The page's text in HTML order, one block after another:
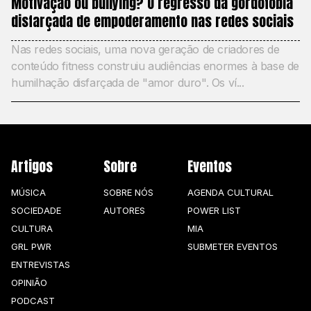
disfarçada de empoderamento nas redes sociais
Nas redes sociais, uma nova geração de criadores de
conteúdo fitness construiu audiências enormes à base de
humilhação disfarçada de "amor duro". Os ví...
Artigos
MÚSICA
SOCIEDADE
CULTURA
GRL PWR
ENTREVISTAS
OPINIÃO
PODCAST
Sobre
SOBRE NÓS
AUTORES
Eventos
AGENDA CULTURAL
POWER LIST
MIA
SUBMETER EVENTOS